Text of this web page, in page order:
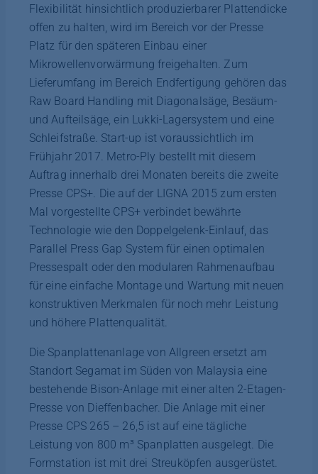
Flexibilität hinsichtlich produzierbarer Plattendicke
offen zu halten, wird im Bereich vor der Presse
Platz für den späteren Einbau einer
Mikrowellenvorwärmung freigehalten. Zum
Lieferumfang im Bereich Endfertigung gehören das
Raw Board Handling mit Diagonalsäge, Besäum-
und Aufteilsäge, ein Lukki-Lagersystem und eine
Schleifstraße. Start-up ist voraussichtlich im
Frühjahr 2017. Metro-Ply bestellt mit diesem
Auftrag innerhalb drei Monaten bereits die zweite
Presse CPS+. Die auf der LIGNA 2015 zum ersten
Mal vorgestellte CPS+ verbindet bewährte
Technologie wie den Doppelgelenk-Einlauf, das
Parallel Press Gap System für einen optimalen
Pressespalt oder den modularen Rahmenaufbau
für eine einfache Montage und Wartung mit neuen
konstruktiven Merkmalen für noch mehr Leistung
und höhere Plattenqualität.
Die Spanplattenanlage von Allgreen ersetzt am
Standort Segamat im Süden von Malaysia eine
bestehende Bison-Anlage mit einer alten 2-Etagen-
Presse von Dieffenbacher. Die Anlage mit einer
Presse CPS 265 – 26,5 ist auf eine tägliche
Leistung von 800 m³ Spanplatten ausgelegt. Die
Formstation ist mit drei Streuköpfen ausgerüstet.